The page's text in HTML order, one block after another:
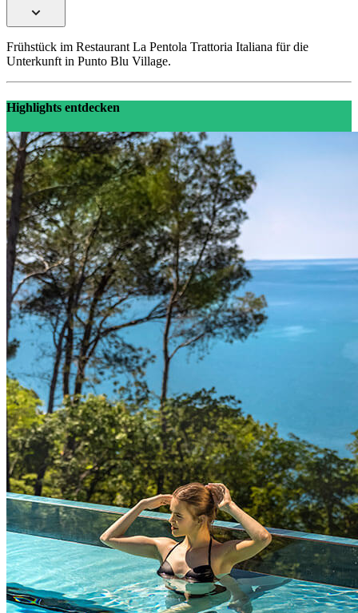
Frühstück im Restaurant La Pentola Trattoria Italiana für die
Unterkunft in Punto Blu Village.
Highlights entdecken